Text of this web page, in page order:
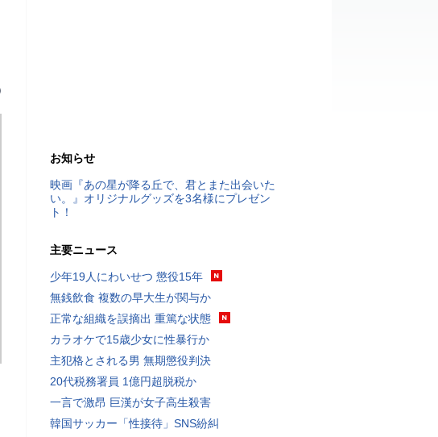
お知らせ
映画『あの星が降る丘で、君とまた出会いた
い。』オリジナルグッズを3名様にプレゼン
ト！
主要ニュース
少年19人にわいせつ 懲役15年
無銭飲食 複数の早大生が関与か
正常な組織を誤摘出 重篤な状態
カラオケで15歳少女に性暴行か
主犯格とされる男 無期懲役判決
20代税務署員 1億円超脱税か
一言で激昂 巨漢が女子高生殺害
韓国サッカー「性接待」SNS紛糾